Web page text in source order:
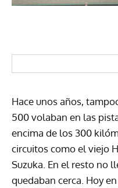
Hace unos años,
500 volaban en las
encima de los 300
circuitos como el viejo
Suzuka. En el resto no
quedaban cerca. Hoy